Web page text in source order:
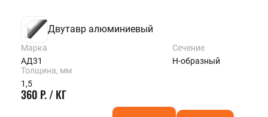
Двутавр алюминиевый
Марка
АД31
Сечение
Н-образный
Толщина, мм
1,5
360 Р. / КГ